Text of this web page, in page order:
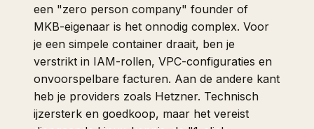
een "zero person company" founder of
MKB-eigenaar is het onnodig complex. Voor
je een simpele container draait, ben je
verstrikt in IAM-rollen, VPC-configuraties en
onvoorspelbare facturen. Aan de andere kant
heb je providers zoals Hetzner. Technisch
ijzersterk en goedkoop, maar het vereist